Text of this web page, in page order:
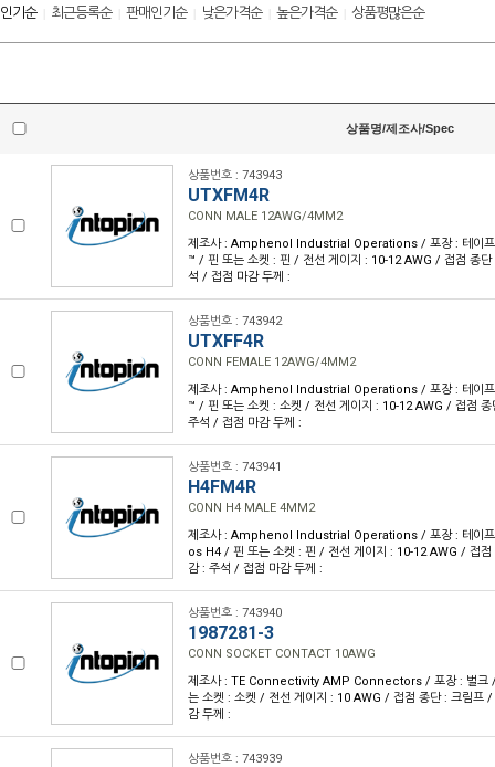
인기순| 최근등록순| 판매인기순| 낮은가격순| 높은가격순| 상품평많은순
상품명/제조사/Spec
상품번호 : 743943
UTXFM4R
CONN MALE 12AWG/4MM2
제조사 : Amphenol Industrial Operations / 포장 : 테이
™ / 핀 또는 소켓 : 핀 / 전선 게이지 : 10-12 AWG / 접점 종
석 / 접점 마감 두께 :
상품번호 : 743942
UTXFF4R
CONN FEMALE 12AWG/4MM2
제조사 : Amphenol Industrial Operations / 포장 : 테이
™ / 핀 또는 소켓 : 소켓 / 전선 게이지 : 10-12 AWG / 접점
주석 / 접점 마감 두께 :
상품번호 : 743941
H4FM4R
CONN H4 MALE 4MM2
제조사 : Amphenol Industrial Operations / 포장 : 테이
os H4 / 핀 또는 소켓 : 핀 / 전선 게이지 : 10-12 AWG / 접점
감 : 주석 / 접점 마감 두께 :
상품번호 : 743940
1987281-3
CONN SOCKET CONTACT 10AWG
제조사 : TE Connectivity AMP Connectors / 포장 : 벌크
는 소켓 : 소켓 / 전선 게이지 : 10 AWG / 접점 종단 : 크림프
감 두께 :
상품번호 : 743939